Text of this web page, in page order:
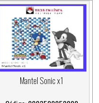
Mantel Sonic x1